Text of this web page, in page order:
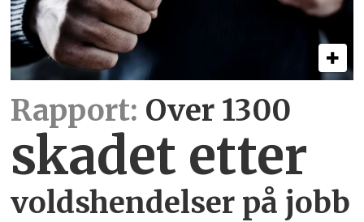
Rapport: Over 1300
skadet etter
voldshendelser på jobb